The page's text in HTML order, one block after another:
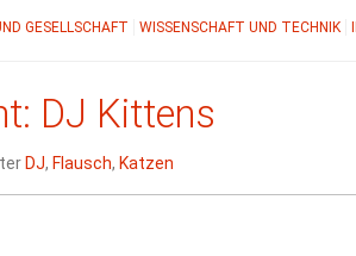
GESELLSCHAFT WISSENSCHAFT UND TECHNIK
DJ Kittens
DJ, Flausch, Katzen